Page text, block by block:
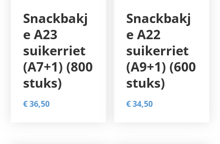
Snackbakj
e A23
suikerriet
(A7+1) (800
stuks)
€36,50
Snackbakj
e A22
suikerriet
(A9+1) (600
stuks)
€34,50